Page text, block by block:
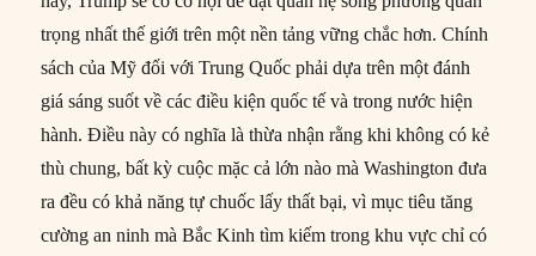
trọng nhất thế giới trên một nền tảng vững chắc hơn. Chính
sách của Mỹ đối với Trung Quốc phải dựa trên một đánh
giá sáng suốt về các điều kiện quốc tế và trong nước hiện
hành. Điều này có nghĩa là thừa nhận rằng khi không có kẻ
thù chung, bất kỳ cuộc mặc cả lớn nào mà Washington đưa
ra đều có khả năng tự chuốc lấy thất bại, vì mục tiêu tăng
cường an ninh mà Bắc Kinh tìm kiếm trong khu vực chỉ có